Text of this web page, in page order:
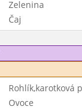
Zelenina
Čaj
Rohlík,karotková
Ovoce